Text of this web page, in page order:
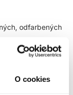
O cookies
odfarbených